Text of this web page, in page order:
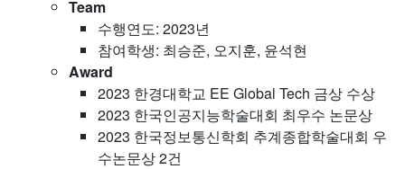
Team
수행연도: 2023년
참여학생: 최승준, 오지훈, 윤석현
Award
2023 한경대학교 EE Global Tech 금상 수상
2023 한국인공지능학술대회 최우수 논문상
2023 한국정보통신학회 추계종합학술대회 우
수논문상 2건